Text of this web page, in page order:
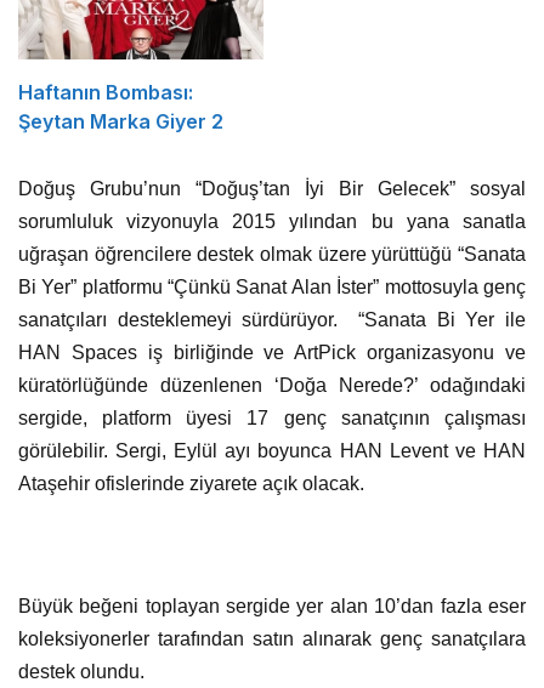
Haftanın Bombası:
Şeytan Marka Giyer 2
Doğuş Grubu’nun “Doğuş’tan İyi Bir Gelecek” sosyal
sorumluluk vizyonuyla 2015 yılından bu yana sanatla
uğraşan öğrencilere destek olmak üzere yürüttüğü “Sanata
Bi Yer” platformu “Çünkü Sanat Alan İster” mottosuyla genç
sanatçıları desteklemeyi sürdürüyor. “Sanata Bi Yer ile
HAN Spaces iş birliğinde ve ArtPick organizasyonu ve
küratörlüğünde düzenlenen ‘Doğa Nerede?’ odağındaki
sergide, platform üyesi 17 genç sanatçının çalışması
görülebilir. Sergi, Eylül ayı boyunca HAN Levent ve HAN
Ataşehir ofislerinde ziyarete açık olacak.
Büyük beğeni toplayan sergide yer alan 10’dan fazla eser
koleksiyonerler tarafından satın alınarak genç sanatçılara
destek olundu.